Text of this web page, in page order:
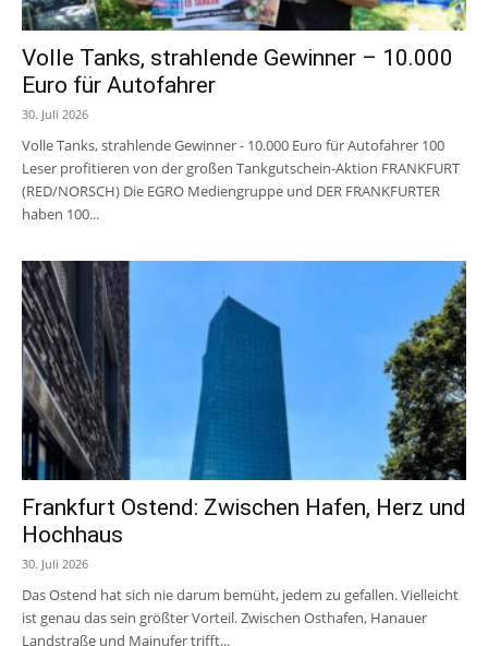
Volle Tanks, strahlende Gewinner – 10.000
Euro für Autofahrer
30. Juli 2026
Volle Tanks, strahlende Gewinner - 10.000 Euro für Autofahrer 100
Leser profitieren von der großen Tankgutschein-Aktion FRANKFURT
(RED/NORSCH) Die EGRO Mediengruppe und DER FRANKFURTER
haben 100...
Frankfurt Ostend: Zwischen Hafen, Herz und
Hochhaus
30. Juli 2026
Das Ostend hat sich nie darum bemüht, jedem zu gefallen. Vielleicht
ist genau das sein größter Vorteil. Zwischen Osthafen, Hanauer
Landstraße und Mainufer trifft...